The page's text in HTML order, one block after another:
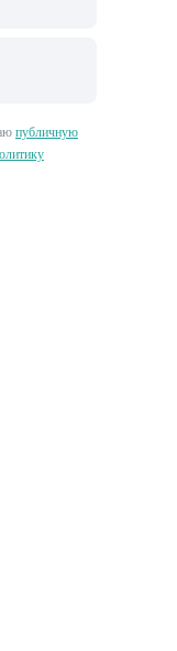
публичную